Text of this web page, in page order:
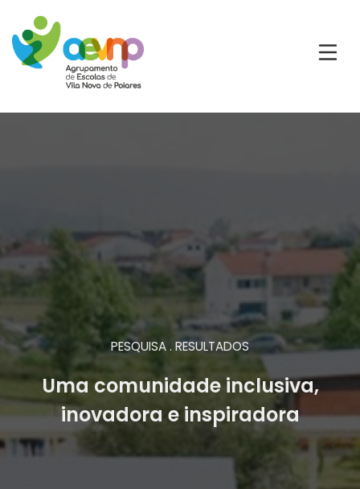
PESQUISA . RESULTADOS
Uma comunidade inclusiva,
inovadora e inspiradora